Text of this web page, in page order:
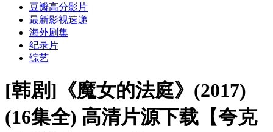
豆瓣高分影片
最新影视速递
海外剧集
纪录片
综艺
[韩剧]《魔女的法庭》(2017)
(16集全) 高清片源下载【夸克